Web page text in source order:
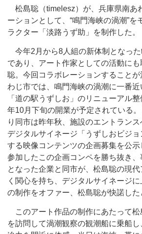
松島聡（timelesz）が、兵庫県南あ
ーションとして、“鳴門海峡の渦潮”を
ラクター「淡路うず助」を制作した。
今年2月から8人組の新体制となっ
であり、アート作家としての活動に
聡。今回コラボレーションすること
わじ市では、鳴門海峡の渦潮に一番
「道の駅うずしお」のリニューアル
年10月下旬の開業が予定されている
り同市は昨年秋、施設のエントラン
デジタルサイネージ「うずしおビジ
する映像コンテンツの企画募集を公
参加したこの企画コンペを勝ち抜き
となった企業と同市が、松島聡の現
く関心を持ち、デジタルサイネージ
の制作をオファー、松島聡が快諾した
このアート作品の制作にあたって松
を訪問して渦潮観察の観潮船に乗船